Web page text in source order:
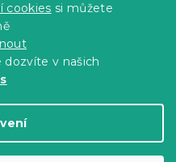
cookies si můžete
dozvíte v našich